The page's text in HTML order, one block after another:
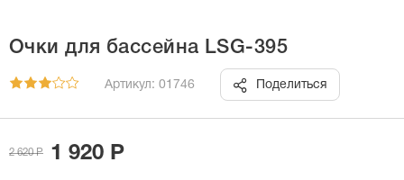
Очки для бассейна LSG-395
Артикул: 01746 Поделиться
2 620 Р 1 920 Р